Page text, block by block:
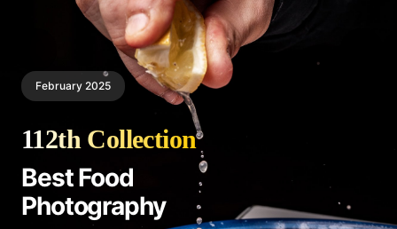
February 2025
112th Collection
Best Food
Photography